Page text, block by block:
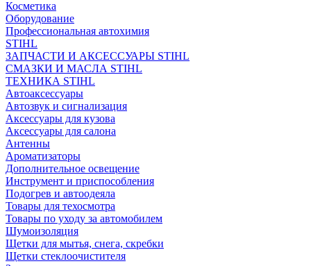
Косметика
Оборудование
Профессиональная автохимия
STIHL
ЗАПЧАСТИ И АКСЕССУАРЫ STIHL
СМАЗКИ И МАСЛА STIHL
ТЕХНИКА STIHL
Автоаксессуары
Автозвук и сигнализация
Аксессуары для кузова
Аксессуары для салона
Антенны
Ароматизаторы
Дополнительное освещение
Инструмент и приспособления
Подогрев и автоодеяла
Товары для техосмотра
Товары по уходу за автомобилем
Шумоизоляция
Щетки для мытья, снега, скребки
Щетки стеклоочистителя